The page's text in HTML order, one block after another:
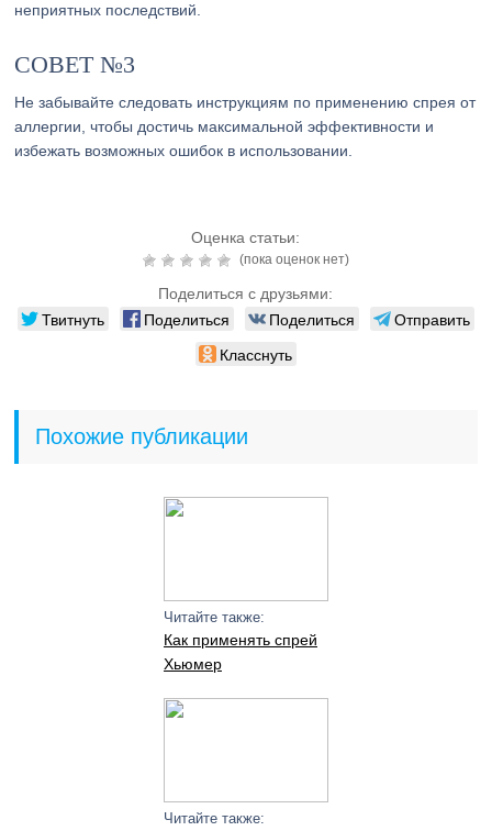
неприятных последствий.
СОВЕТ №3
Не забывайте следовать инструкциям по применению спрея от
аллергии, чтобы достичь максимальной эффективности и
избежать возможных ошибок в использовании.
Оценка статьи:
(пока оценок нет)
Поделиться с друзьями:
Твитнуть Поделиться Поделиться
Отправить
Класснуть
Похожие публикации
Читайте также:
Как применять спрей
Хьюмер
Читайте также: